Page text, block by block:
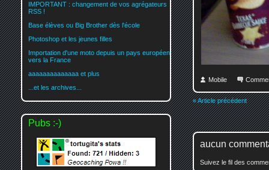
Mobile
« Article précédent
aucun
Suivez le fil des
IMPORTANT : changement de vos agrégateurs
RSS !
Base élèves ou Big Brother dès l'école
Photoshop et les jeunes filles
Importation d'une moto depuis un pays européen
vers la France
aaaaaaaaaaaaaa et plus
...et les archives...
Pubs :-)